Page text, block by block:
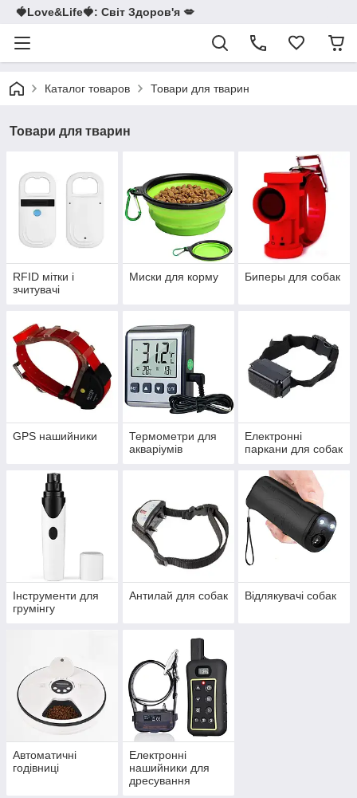
🍓Love&Life🍓: Світ Здоров'я 💋
Каталог товаров Товари для тварин
Товари для тварин
RFID мітки і
зчитувачі
Миски для корму Биперы для собак
GPS нашийники
Термометри для
акваріумів
Електронні
паркани для собак
Інструменти для
грумінгу
Антилай для собак Відлякувачі собак
Автоматичні
годівниці
Електронні
нашийники для
дресування